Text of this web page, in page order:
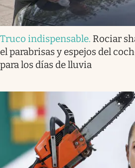
Truco indispensable. Rociar
el parabrisas y espejos del
para los días de lluvia